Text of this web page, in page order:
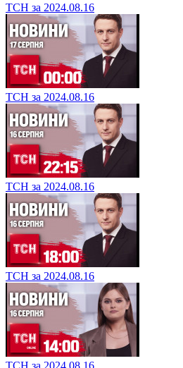
ТСН за 2024.08.16
ТСН за 2024.08.16
ТСН за 2024.08.16
ТСН за 2024.08.16
ТСН за 2024.08.16